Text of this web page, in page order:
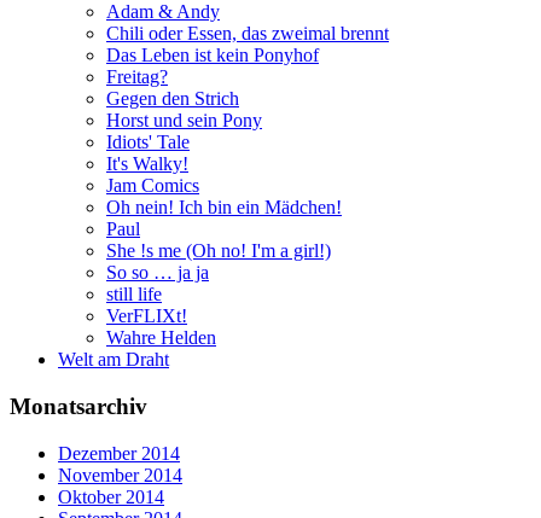
Adam & Andy
Chili oder Essen, das zweimal brennt
Das Leben ist kein Ponyhof
Freitag?
Gegen den Strich
Horst und sein Pony
Idiots' Tale
It's Walky!
Jam Comics
Oh nein! Ich bin ein Mädchen!
Paul
She !s me (Oh no! I'm a girl!)
So so … ja ja
still life
VerFLIXt!
Wahre Helden
Welt am Draht
Monatsarchiv
Dezember 2014
November 2014
Oktober 2014